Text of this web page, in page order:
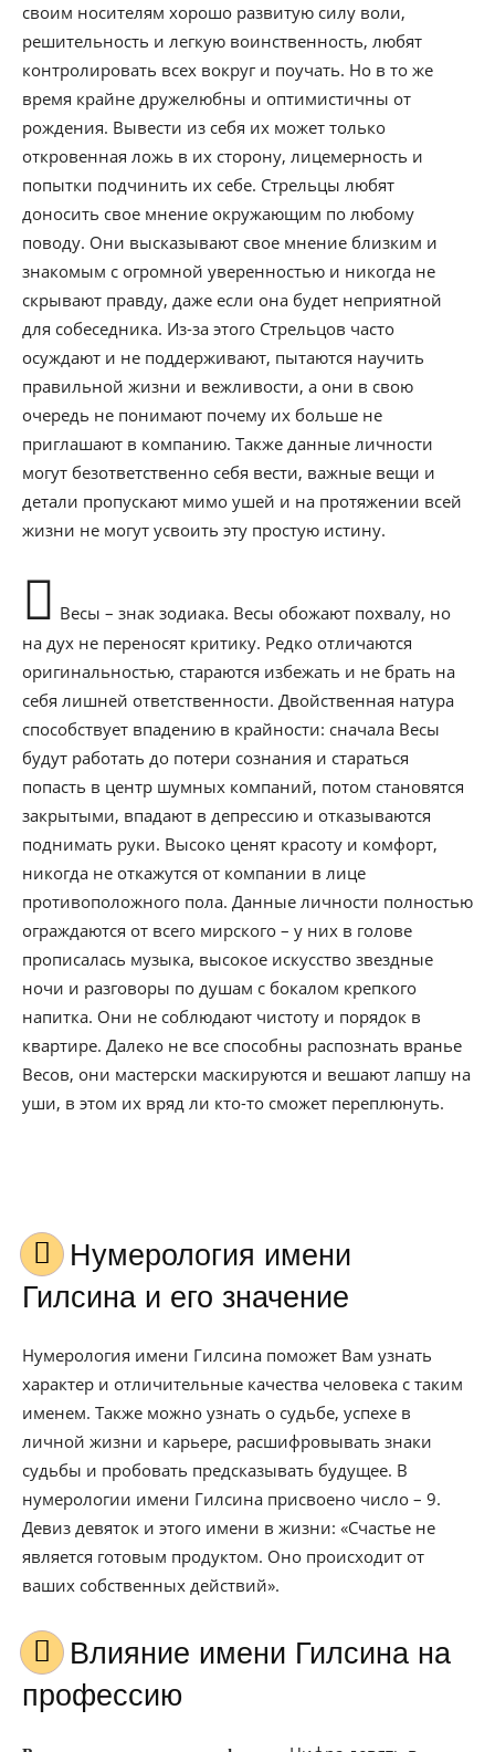
своим носителям хорошо развитую силу воли,
решительность и легкую воинственность, любят
контролировать всех вокруг и поучать. Но в то же
время крайне дружелюбны и оптимистичны от
рождения. Вывести из себя их может только
откровенная ложь в их сторону, лицемерность и
попытки подчинить их себе. Стрельцы любят
доносить свое мнение окружающим по любому
поводу. Они высказывают свое мнение близким и
знакомым с огромной уверенностью и никогда не
скрывают правду, даже если она будет неприятной
для собеседника. Из-за этого Стрельцов часто
осуждают и не поддерживают, пытаются научить
правильной жизни и вежливости, а они в свою
очередь не понимают почему их больше не
приглашают в компанию. Также данные личности
могут безответственно себя вести, важные вещи и
детали пропускают мимо ушей и на протяжении всей
жизни не могут усвоить эту простую истину.
Весы – знак зодиака. Весы обожают похвалу, но
на дух не переносят критику. Редко отличаются
оригинальностью, стараются избежать и не брать на
себя лишней ответственности. Двойственная натура
способствует впадению в крайности: сначала Весы
будут работать до потери сознания и стараться
попасть в центр шумных компаний, потом становятся
закрытыми, впадают в депрессию и отказываются
поднимать руки. Высоко ценят красоту и комфорт,
никогда не откажутся от компании в лице
противоположного пола. Данные личности полностью
ограждаются от всего мирского – у них в голове
прописалась музыка, высокое искусство звездные
ночи и разговоры по душам с бокалом крепкого
напитка. Они не соблюдают чистоту и порядок в
квартире. Далеко не все способны распознать вранье
Весов, они мастерски маскируются и вешают лапшу на
уши, в этом их вряд ли кто-то сможет переплюнуть.
Нумерология имени
Гилсина и его значение
Нумерология имени Гилсина поможет Вам узнать
характер и отличительные качества человека с таким
именем. Также можно узнать о судьбе, успехе в
личной жизни и карьере, расшифровывать знаки
судьбы и пробовать предсказывать будущее. В
нумерологии имени Гилсина присвоено число – 9.
Девиз девяток и этого имени в жизни: «Счастье не
является готовым продуктом. Оно происходит от
ваших собственных действий».
Влияние имени Гилсина на
профессию